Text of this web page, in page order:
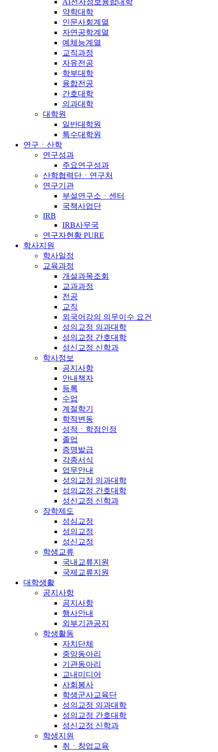
약학대학
인문사회계열
자연공학계열
예체능계열
교직과정
자유전공
학부대학
융합전공
간호대학
의과대학
대학원
일반대학원
특수대학원
연구ㆍ산학
연구성과
주요연구성과
산학협력단ㆍ연구처
연구기관
부설연구소ㆍ센터
국책사업단
IRB
IRB사무국
연구자현황 PURE
학사지원
학사일정
교육과정
개설과목조회
교과과정
전공
교직
외국어강의 의무이수 요건
성의교정 의과대학
성의교정 간호대학
성신교정 신학과
학사정보
공지사항
안내책자
등록
수업
계절학기
학적변동
성적ㆍ학점인정
졸업
증명발급
각종서식
업무안내
성의교정 의과대학
성의교정 간호대학
성신교정 신학과
장학제도
성심교정
성의교정
성신교정
학생교류
국내교류지원
국제교류지원
대학생활
공지사항
공지사항
행사안내
외부기관공지
학생활동
자치단체
중앙동아리
기관동아리
교내미디어
사회봉사
학생군사교육단
성의교정 의과대학
성의교정 간호대학
성신교정 신학과
학생지원
취ㆍ창업교육